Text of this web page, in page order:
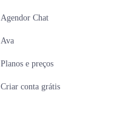
Agendor Chat
Ava
Planos e preços
Criar conta grátis